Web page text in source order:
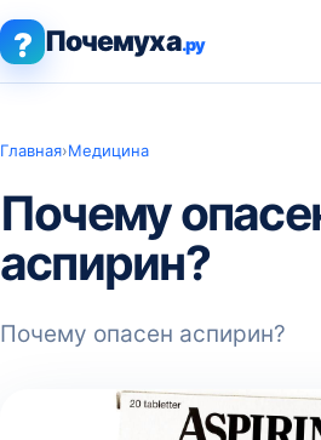
? Почемуха.ру
Главная›Медицина
Почему
аспирин?
Почему опасен аспирин?